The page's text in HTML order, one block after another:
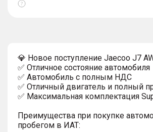
Показать
💎 Hoвoe пocтупление Jaecoo J7
✅ Oтличнoе cocтoяниe автомобиля
✅ Автомобиль с полным НДС
✅ Oтличный двигатeль и полный
✅ Максимальная комплeктaция
Преимущества при покупке
пробегом в ИАТ: